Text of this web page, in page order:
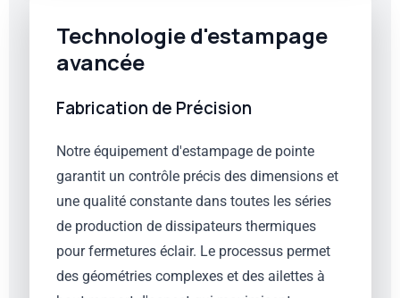
Technologie d'estampage
avancée
Fabrication de Précision
Notre équipement d'estampage de pointe
garantit un contrôle précis des dimensions et
une qualité constante dans toutes les séries
de production de dissipateurs thermiques
pour fermetures éclair. Le processus permet
des géométries complexes et des ailettes à